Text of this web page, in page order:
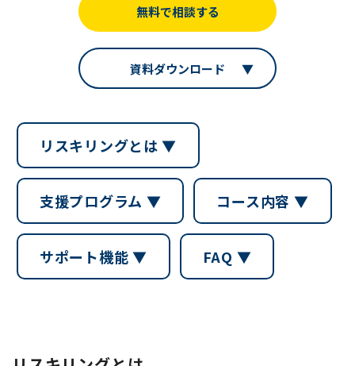
無料で相談する
資料ダウンロード
リスキリングとは ▼
支援プログラム ▼ コース内容 ▼
サポート機能 ▼ FAQ ▼